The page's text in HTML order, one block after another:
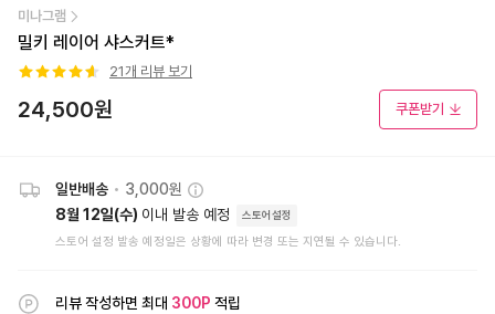
미나그램
밀키 레이어 샤스커트*
21 개 리뷰 보기
24,500원 쿠폰받기
일반배송 • 3,000원
8월 12일(수) 이내 발송 예정 스토어설정
스토어 설정 발송 예정일은 상황에 따라 변경 또는 지연될 수 있습니다.
리뷰 작성하면 최대 300P 적립